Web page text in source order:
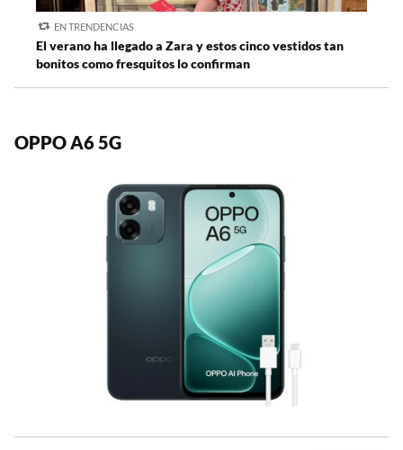
EN TRENDENCIAS
El verano ha llegado a Zara y estos cinco vestidos tan
bonitos como fresquitos lo confirman
OPPO A6 5G